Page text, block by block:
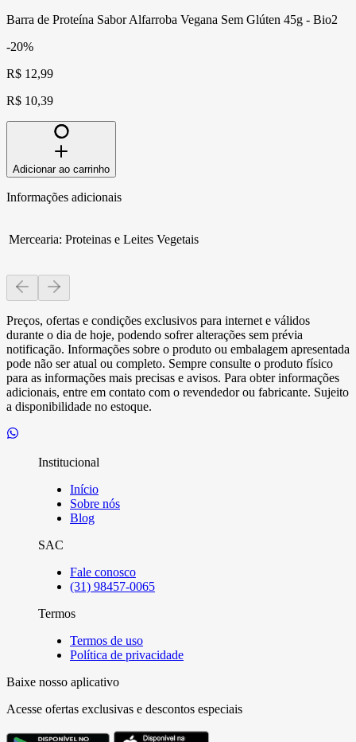
Barra de Proteína Sabor Alfarroba Vegana Sem Glúten 45g - Bio2
-20%
R$ 12,99
R$ 10,39
Adicionar ao carrinho
Informações adicionais
Mercearia: Proteinas e Leites Vegetais
Preços, ofertas e condições exclusivos para internet e válidos
durante o dia de hoje, podendo sofrer alterações sem prévia
notificação. Informações sobre o produto ou embalagem apresentada
pode não ser atual ou completo. Sempre consulte o produto físico
para as informações mais precisas e avisos. Para obter informações
adicionais, entre em contato com o revendedor ou fabricante. Sujeito
a disponibilidade no estoque.
Institucional
Início
Sobre nós
Blog
SAC
Fale conosco
(31) 98457-0065
Termos
Termos de uso
Política de privacidade
Baixe nosso aplicativo
Acesse ofertas exclusivas e descontos especiais